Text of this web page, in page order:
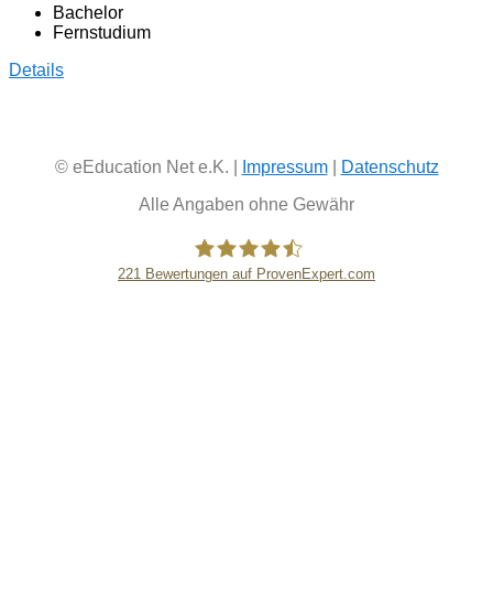
Bachelor
Fernstudium
Details
© eEducation Net e.K. | Impressum|
Datenschutz
Alle Angaben ohne Gewähr
221 Bewertungen auf ProvenExpert.com